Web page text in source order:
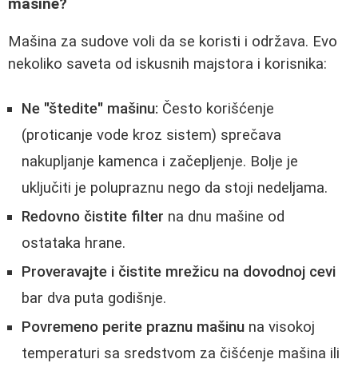
mašine?
Mašina za sudove voli da se koristi i održava. Evo
nekoliko saveta od iskusnih majstora i korisnika:
Ne "štedite" mašinu: Često korišćenje
(proticanje vode kroz sistem) sprečava
nakupljanje kamenca i začepljenje. Bolje je
uključiti je polupraznu nego da stoji nedeljama.
Redovno čistite filter na dnu mašine od
ostataka hrane.
Proveravajte i čistite mrežicu na dovodnoj cevi
bar dva puta godišnje.
Povremeno perite praznu mašinu na visokoj
temperaturi sa sredstvom za čišćenje mašina ili